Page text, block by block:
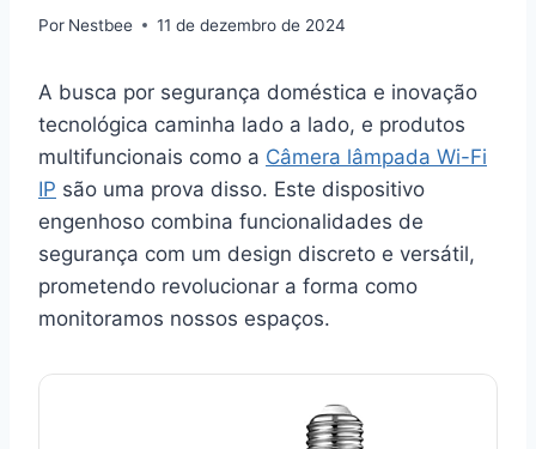
Por Nestbee 11 de dezembro de 2024
A busca por segurança doméstica e inovação
tecnológica caminha lado a lado, e produtos
multifuncionais como a Câmera lâmpada Wi-Fi
IP são uma prova disso. Este dispositivo
engenhoso combina funcionalidades de
segurança com um design discreto e versátil,
prometendo revolucionar a forma como
monitoramos nossos espaços.